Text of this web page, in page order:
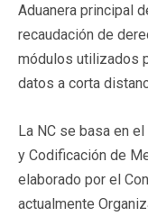
Aduanera principal
recaudación de
módulos utilizados
datos a corta
La NC se basa en
y Codificación de
elaborado por el
actualmente